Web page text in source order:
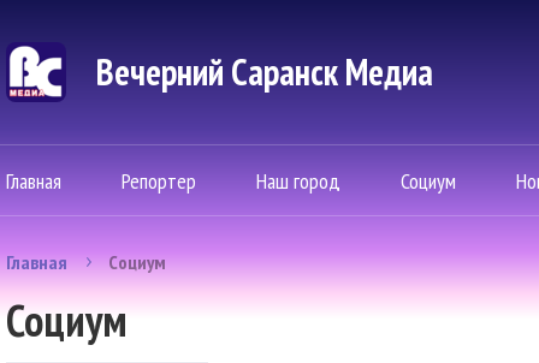
Вечерний Саранск Mедиа
Главная Репортер Наш город Социум
Главная Социум
Социум